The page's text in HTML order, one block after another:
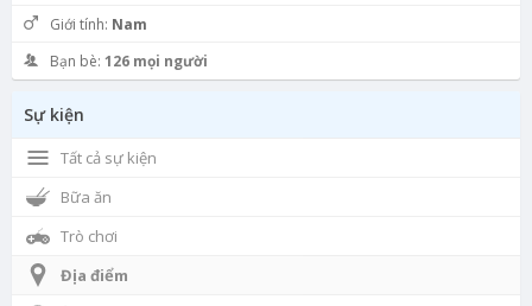
Giới tính: Nam
Bạn bè: 126 mọi người
Sự kiện
Tất cả sự kiện
Bữa ăn
Trò chơi
Địa điểm